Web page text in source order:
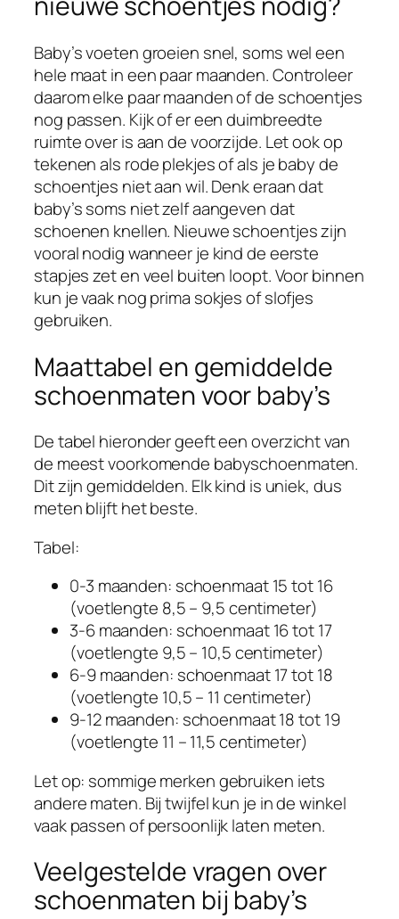
Baby’s voeten groeien snel, soms wel een
hele maat in een paar maanden. Controleer
daarom elke paar maanden of de schoentjes
nog passen. Kijk of er een duimbreedte
ruimte over is aan de voorzijde. Let ook op
tekenen als rode plekjes of als je baby de
schoentjes niet aan wil. Denk eraan dat
baby’s soms niet zelf aangeven dat
schoenen knellen. Nieuwe schoentjes zijn
vooral nodig wanneer je kind de eerste
stapjes zet en veel buiten loopt. Voor binnen
kun je vaak nog prima sokjes of slofjes
gebruiken.
Maattabel en gemiddelde
schoenmaten voor baby’s
De tabel hieronder geeft een overzicht van
de meest voorkomende babyschoenmaten.
Dit zijn gemiddelden. Elk kind is uniek, dus
meten blijft het beste.
Tabel:
0-3 maanden: schoenmaat 15 tot 16
(voetlengte 8,5 – 9,5 centimeter)
3-6 maanden: schoenmaat 16 tot 17
(voetlengte 9,5 – 10,5 centimeter)
6-9 maanden: schoenmaat 17 tot 18
(voetlengte 10,5 – 11 centimeter)
9-12 maanden: schoenmaat 18 tot 19
(voetlengte 11 – 11,5 centimeter)
Let op: sommige merken gebruiken iets
andere maten. Bij twijfel kun je in de winkel
vaak passen of persoonlijk laten meten.
Veelgestelde vragen over
schoenmaten bij baby’s